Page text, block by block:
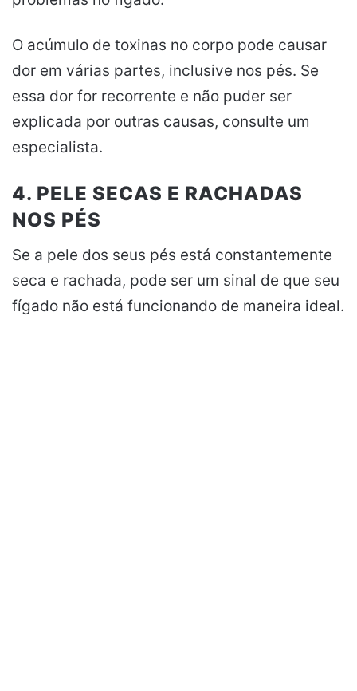
O acúmulo de toxinas no corpo pode causar
dor em várias partes, inclusive nos pés. Se
essa dor for recorrente e não puder ser
explicada por outras causas, consulte um
especialista.
4. PELE SECAS E RACHADAS
NOS PÉS
Se a pele dos seus pés está constantemente
seca e rachada, pode ser um sinal de que seu
fígado não está funcionando de maneira ideal.